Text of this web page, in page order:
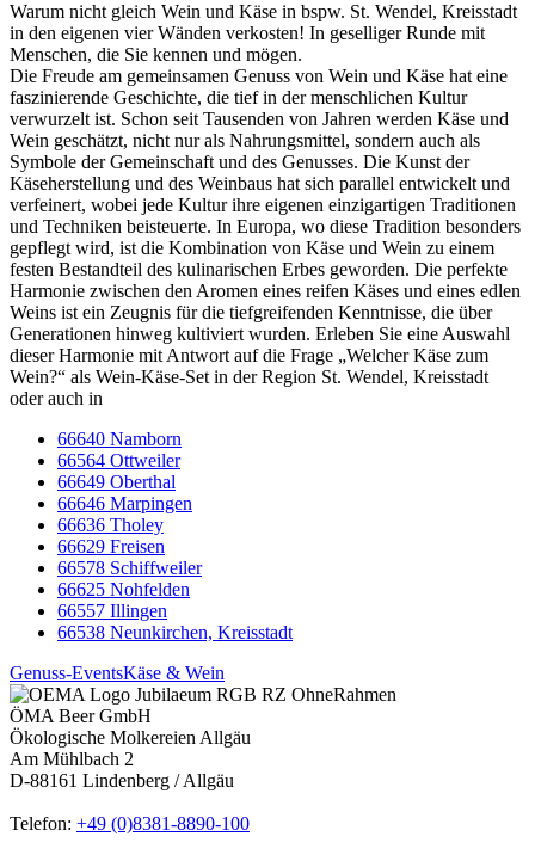
Warum nicht gleich Wein und Käse in bspw. St. Wendel, Kreisstadt
in den eigenen vier Wänden verkosten! In geselliger Runde mit
Menschen, die Sie kennen und mögen.
Die Freude am gemeinsamen Genuss von Wein und Käse hat eine
faszinierende Geschichte, die tief in der menschlichen Kultur
verwurzelt ist. Schon seit Tausenden von Jahren werden Käse und
Wein geschätzt, nicht nur als Nahrungsmittel, sondern auch als
Symbole der Gemeinschaft und des Genusses. Die Kunst der
Käseherstellung und des Weinbaus hat sich parallel entwickelt und
verfeinert, wobei jede Kultur ihre eigenen einzigartigen Traditionen
und Techniken beisteuerte. In Europa, wo diese Tradition besonders
gepflegt wird, ist die Kombination von Käse und Wein zu einem
festen Bestandteil des kulinarischen Erbes geworden. Die perfekte
Harmonie zwischen den Aromen eines reifen Käses und eines edlen
Weins ist ein Zeugnis für die tiefgreifenden Kenntnisse, die über
Generationen hinweg kultiviert wurden. Erleben Sie eine Auswahl
dieser Harmonie mit Antwort auf die Frage „Welcher Käse zum
Wein?“ als Wein-Käse-Set in der Region St. Wendel, Kreisstadt
oder auch in
66640 Namborn
66564 Ottweiler
66649 Oberthal
66646 Marpingen
66636 Tholey
66629 Freisen
66578 Schiffweiler
66625 Nohfelden
66557 Illingen
66538 Neunkirchen, Kreisstadt
Genuss-EventsKäse & Wein
ÖMA Beer GmbH
Ökologische Molkereien Allgäu
Am Mühlbach 2
D-88161 Lindenberg / Allgäu
Telefon: +49 (0)8381-8890-100